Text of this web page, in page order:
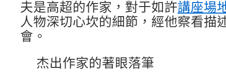
夫是高超的作家，對于如許講座場
人物深切心坎的細節，經他察看描
會。
杰出作家的著眼落筆